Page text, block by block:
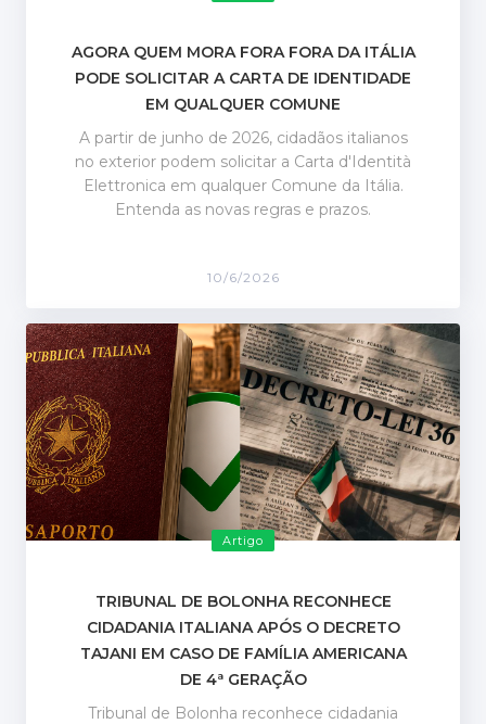
AGORA QUEM MORA FORA FORA DA ITÁLIA
PODE SOLICITAR A CARTA DE IDENTIDADE
EM QUALQUER COMUNE
A partir de junho de 2026, cidadãos italianos
no exterior podem solicitar a Carta d'Identità
Elettronica em qualquer Comune da Itália.
Entenda as novas regras e prazos.
10/6/2026
Artigo
TRIBUNAL DE BOLONHA RECONHECE
CIDADANIA ITALIANA APÓS O DECRETO
TAJANI EM CASO DE FAMÍLIA AMERICANA
DE 4ª GERAÇÃO
Tribunal de Bolonha reconhece cidadania